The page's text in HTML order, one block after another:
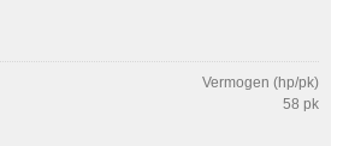
Vermogen (hp/pk)
58 pk